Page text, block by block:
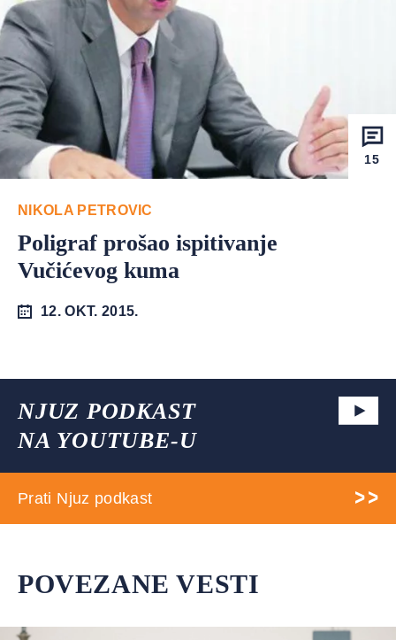
15
NIKOLA PETROVIC
Poligraf prošao ispitivanje
Vučićevog kuma
12. OKT. 2015.
NJUZ PODKAST
NA YOUTUBE-U
Prati Njuz podkast
POVEZANE VESTI